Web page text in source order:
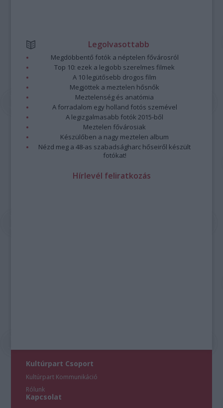
Legolvasottabb
Megdöbbentő fotók a néptelen fővárosról
Top 10: ezek a legjobb szerelmes filmek
A 10 legütősebb drogos film
Megjöttek a meztelen hősnők
Meztelenség és anatómia
A forradalom egy holland fotós szemével
A legizgalmasabb fotók 2015-ből
Meztelen fővárosiak
Készülőben a nagy meztelen album
Nézd meg a 48-as szabadságharc hőseiről készült
fotókat!
Hírlevél feliratkozás
Kultúrpart Csoport
Kultúrpart Kommunikáció
Rólunk
Kapcsolat